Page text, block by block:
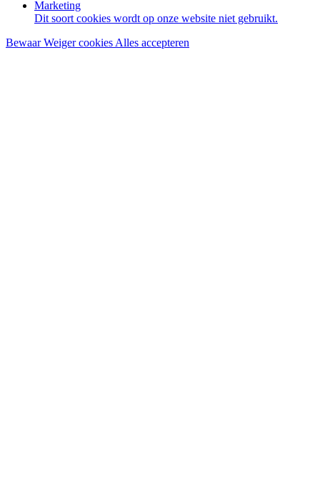
Marketing
Dit soort cookies wordt op onze website niet gebruikt.
BewaarWeiger cookies Alles accepteren